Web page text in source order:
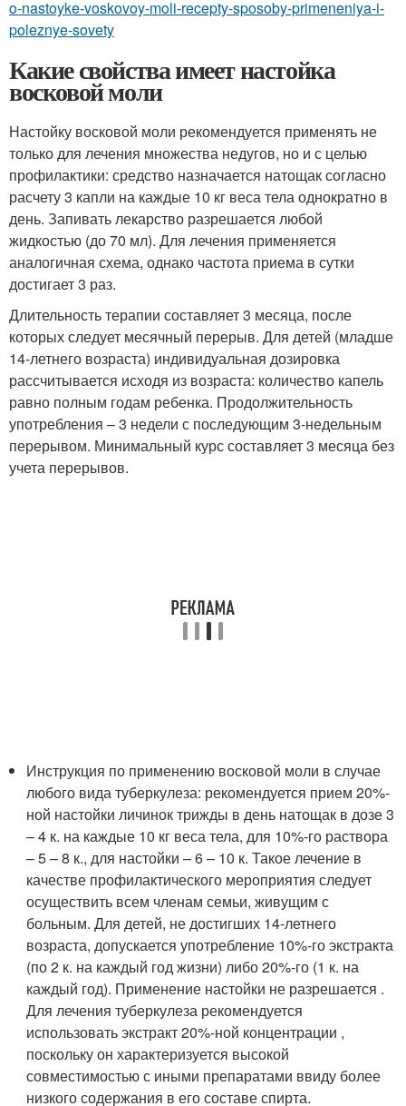
o-nastoyke-voskovoy-moli-recepty-sposoby-primeneniya-i-
poleznye-sovety
Какие свойства имеет настойка
восковой моли
Настойку восковой моли рекомендуется применять не
только для лечения множества недугов, но и с целью
профилактики: средство назначается натощак согласно
расчету 3 капли на каждые 10 кг веса тела однократно в
день. Запивать лекарство разрешается любой
жидкостью (до 70 мл). Для лечения применяется
аналогичная схема, однако частота приема в сутки
достигает 3 раз.
Длительность терапии составляет 3 месяца, после
которых следует месячный перерыв. Для детей (младше
14-летнего возраста) индивидуальная дозировка
рассчитывается исходя из возраста: количество капель
равно полным годам ребенка. Продолжительность
употребления – 3 недели с последующим 3-недельным
перерывом. Минимальный курс составляет 3 месяца без
учета перерывов.
Инструкция по применению восковой моли в случае
любого вида туберкулеза: рекомендуется прием 20%-
ной настойки личинок трижды в день натощак в дозе 3
– 4 к. на каждые 10 кг веса тела, для 10%-го раствора
– 5 – 8 к., для настойки – 6 – 10 к. Такое лечение в
качестве профилактического мероприятия следует
осуществить всем членам семьи, живущим с
больным. Для детей, не достигших 14-летнего
возраста, допускается употребление 10%-го экстракта
(по 2 к. на каждый год жизни) либо 20%-го (1 к. на
каждый год). Применение настойки не разрешается .
Для лечения туберкулеза рекомендуется
использовать экстракт 20%-ной концентрации ,
поскольку он характеризуется высокой
совместимостью с иными препаратами ввиду более
низкого содержания в его составе спирта.